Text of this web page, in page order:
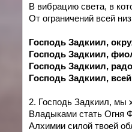
В вибрацию света, в
От ограничений всей
Господь Задкиил,
Господь Задкиил,
Господь Задкиил,
Господь Задкиил,
2. Господь Задкиил, мы
Владыками стать Огня
Алхимии силой твоей